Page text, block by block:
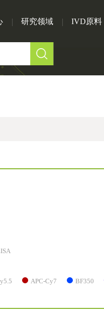
研究领域 IVD原料
APC-Cy7 BF350